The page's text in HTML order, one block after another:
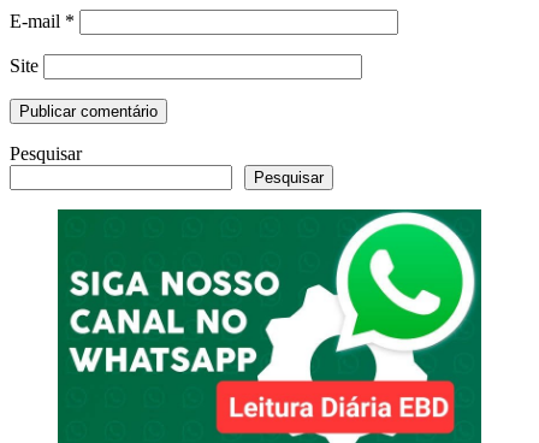
E-mail *
Site
Pesquisar
Pesquisar